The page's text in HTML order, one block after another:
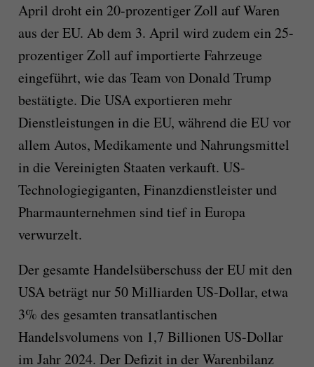
April droht ein 20-prozentiger Zoll auf Waren
aus der EU. Ab dem 3. April wird zudem ein 25-
prozentiger Zoll auf importierte Fahrzeuge
eingeführt, wie das Team von Donald Trump
bestätigte. Die USA exportieren mehr
Dienstleistungen in die EU, während die EU vor
allem Autos, Medikamente und Nahrungsmittel
in die Vereinigten Staaten verkauft. US-
Technologiegiganten, Finanzdienstleister und
Pharmaunternehmen sind tief in Europa
verwurzelt.
Der gesamte Handelsüberschuss der EU mit den
USA beträgt nur 50 Milliarden US-Dollar, etwa
3% des gesamten transatlantischen
Handelsvolumens von 1,7 Billionen US-Dollar
im Jahr 2024. Der Defizit in der Warenbilanz